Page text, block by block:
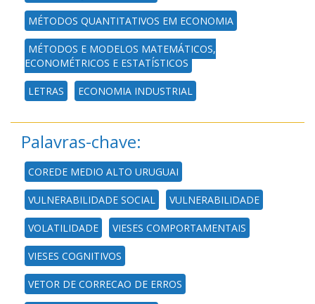
MÉTODOS QUANTITATIVOS EM ECONOMIA
MÉTODOS E MODELOS MATEMÁTICOS,
ECONOMÉTRICOS E ESTATÍSTICOS
LETRAS ECONOMIA INDUSTRIAL
Palavras-chave:
COREDE MEDIO ALTO URUGUAI
VULNERABILIDADE SOCIAL VULNERABILIDADE
VOLATILIDADE VIESES COMPORTAMENTAIS
VIESES COGNITIVOS
VETOR DE CORRECAO DE ERROS